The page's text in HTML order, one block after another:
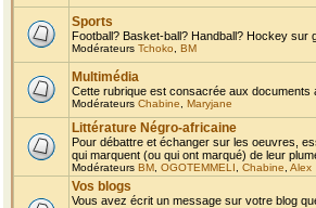
Sports
Football? Basket-ball? Handball? Hockey
Modérateurs Tchoko BM
Multimédia
Cette rubrique est consacrée aux documents
Modérateurs Chabine Maryjane
Littérature Négro-africaine
Pour débattre et échanger sur les oeuvres,
qui marquent (ou qui ont marqué) de leur
Modérateurs BM OGOTEMMELI Chabine Alex
Vos blogs
Vous avez écrit un message sur votre blog